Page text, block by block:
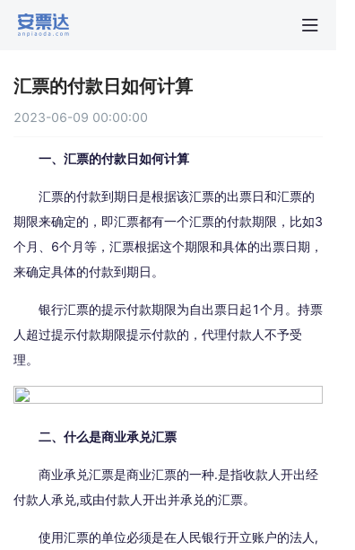
汇票的付款日如何计算
2023-06-09 00:00:00
一、汇票的付款日如何计算
汇票的付款到期日是根据该汇票的出票日和汇票的
期限来确定的，即汇票都有一个汇票的付款期限，比如3
个月、6个月等，汇票根据这个期限和具体的出票日期，
来确定具体的付款到期日。
银行汇票的提示付款期限为自出票日起1个月。持票
人超过提示付款期限提示付款的，代理付款人不予受
理。
二、什么是商业承兑汇票
商业承兑汇票是商业汇票的一种.是指收款人开出经
付款人承兑,或由付款人开出并承兑的汇票。
使用汇票的单位必须是在人民银行开立账户的法人,